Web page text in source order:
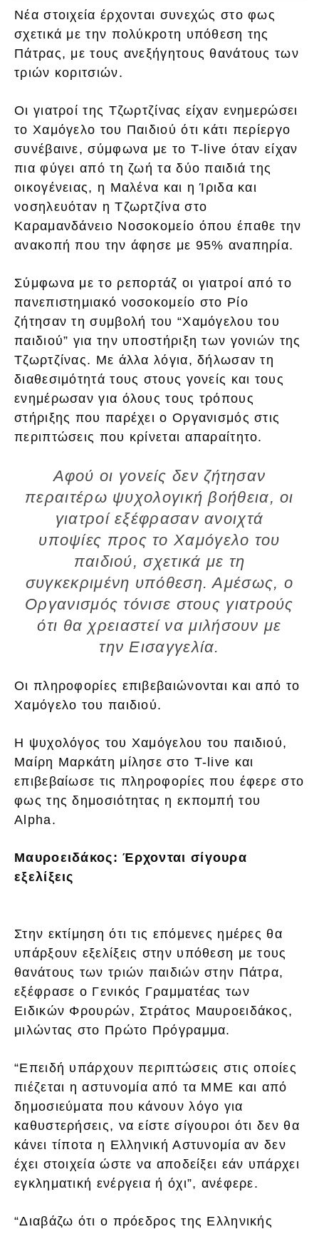
Nέα στοιχεία έρχονται συνεχώς στο φως
σχετικά με την πολύκροτη υπόθεση της
Πάτρας, με τους ανεξήγητους θανάτους των
τριών κοριτσιών.
Οι γιατροί της Τζωρτζίνας είχαν ενημερώσει
το Χαμόγελο του Παιδιού ότι κάτι περίεργο
συνέβαινε, σύμφωνα με το T-live όταν είχαν
πια φύγει από τη ζωή τα δύο παιδιά της
οικογένειας, η Μαλένα και η Ίριδα και
νοσηλευόταν η Τζωρτζίνα στο
Καραμανδάνειο Νοσοκομείο όπου έπαθε την
ανακοπή που την άφησε με 95% αναπηρία.
Σύμφωνα με το ρεπορτάζ οι γιατροί από το
πανεπιστημιακό νοσοκομείο στο Ρίο
ζήτησαν τη συμβολή του “Χαμόγελου του
παιδιού” για την υποστήριξη των γονιών της
Τζωρτζίνας. Με άλλα λόγια, δήλωσαν τη
διαθεσιμότητά τους στους γονείς και τους
ενημέρωσαν για όλους τους τρόπους
στήριξης που παρέχει ο Οργανισμός στις
περιπτώσεις που κρίνεται απαραίτητο.
Αφού οι γονείς δεν ζήτησαν
περαιτέρω ψυχολογική βοήθεια, οι
γιατροί εξέφρασαν ανοιχτά
υποψίες προς το Χαμόγελο του
παιδιού, σχετικά με τη
συγκεκριμένη υπόθεση. Αμέσως, ο
Οργανισμός τόνισε στους γιατρούς
ότι θα χρειαστεί να μιλήσουν με
την Εισαγγελία.
Οι πληροφορίες επιβεβαιώνονται και από το
Χαμόγελο του παιδιού.
Η ψυχολόγος του Χαμόγελου του παιδιού,
Μαίρη Μαρκάτη μίλησε στο T-live και
επιβεβαίωσε τις πληροφορίες που έφερε στο
φως της δημοσιότητας η εκπομπή του
Alpha.
Μαυροειδάκος: Έρχονται σίγουρα
εξελίξεις
Στην εκτίμηση ότι τις επόμενες ημέρες θα
υπάρξουν εξελίξεις στην υπόθεση με τους
θανάτους των τριών παιδιών στην Πάτρα,
εξέφρασε ο Γενικός Γραμματέας των
Ειδικών Φρουρών, Στράτος Μαυροειδάκος,
μιλώντας στο Πρώτο Πρόγραμμα.
“Επειδή υπάρχουν περιπτώσεις στις οποίες
πιέζεται η αστυνομία από τα ΜΜΕ και από
δημοσιεύματα που κάνουν λόγο για
καθυστερήσεις, να είστε σίγουροι ότι δεν θα
κάνει τίποτα η Ελληνική Αστυνομία αν δεν
έχει στοιχεία ώστε να αποδείξει εάν υπάρχει
εγκληματική ενέργεια ή όχι”, ανέφερε.
“Διαβάζω ότι ο πρόεδρος της Ελληνικής